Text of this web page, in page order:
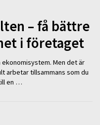
– få bättre
i företaget
Men det är
arbetar tillsammans som du
en …